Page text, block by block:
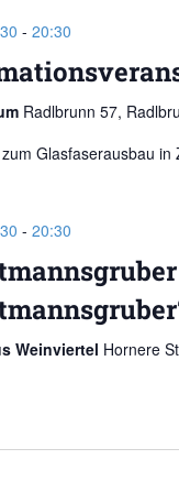
- 20:30
Radlbrunn 57,
Glasfaserausbau
- 20:30
Weinviertel Hornere